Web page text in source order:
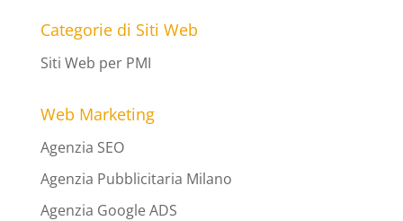
Categorie di Siti Web
Siti Web per PMI
Web Marketing
Agenzia SEO
Agenzia Pubblicitaria Milano
Agenzia Google ADS